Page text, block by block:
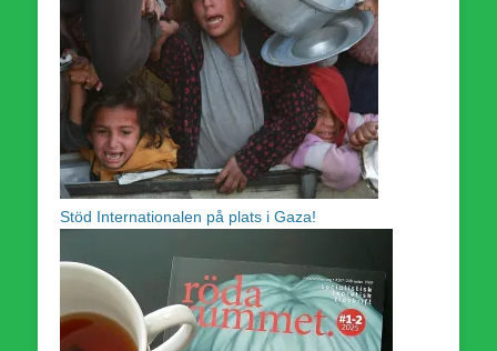
Stöd Internationalen på plats i Gaza!